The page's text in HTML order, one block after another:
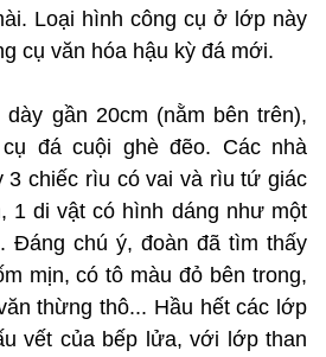
Loại hình công cụ ở lớp này
cụ văn hóa hậu kỳ đá mới.
gần 20cm (nằm bên trên),
đá cuội ghè đẽo. Các nhà
3 chiếc rìu có vai và rìu tứ giác
1 di vật có hình dáng như một
Đáng chú ý, đoàn đã tìm thấy
mịn, có tô màu đỏ bên trong,
thừng thô... Hầu hết các lớp
vết của bếp lửa, với lớp than